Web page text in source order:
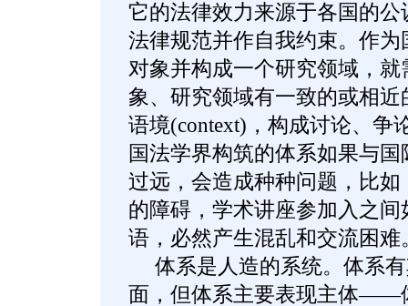
它的法律效力来源于各国的
法律规范并作自我约束。作
对象并构成一个研究领域，
象、研究领域有一致的或相
语境(context)，构成讨论、争
国法学界构筑的体系如果与
过远，会造成种种问题，比
的障碍，学术讲座参加入之
语，必然产生混乱和交流困难
体系是人造的系统。体系有
面，但体系主要表现主体——